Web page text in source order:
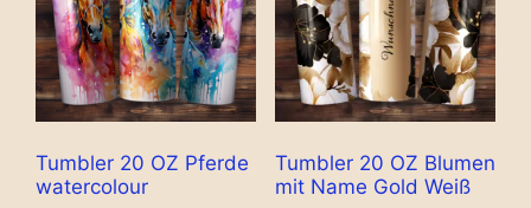
Tumbler 20 OZ Pferde
watercolour
Tumbler 20 OZ Blumen
mit Name Gold Weiß